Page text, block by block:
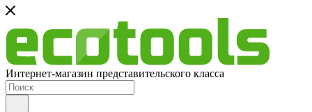
Интернет-магазин представительского класса